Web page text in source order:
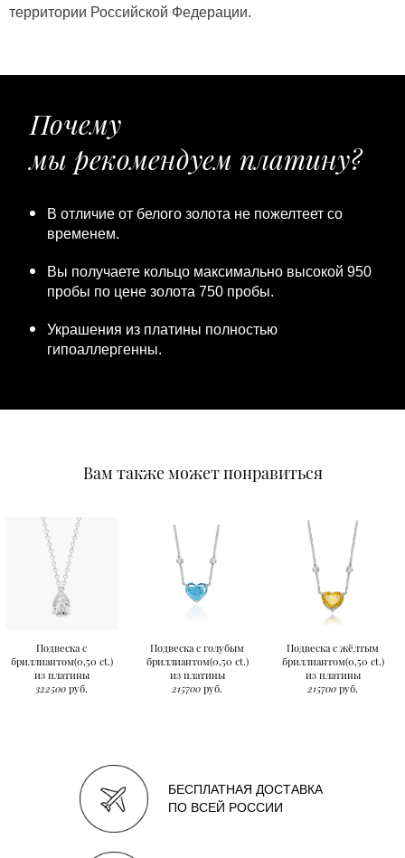
территории Российской Федерации.
Почему
мы рекомендуем платину?
В отличие от белого золота не пожелтеет со
временем.
Вы получаете кольцо максимально высокой 950
пробы по цене золота 750 пробы.
Украшения из платины полностью
гипоаллергенны.
Вам также может понравиться
Подвеска с
бриллиантом(0,50 ct.)
из платины
322500 руб.
Подвеска с голубым
бриллиантом(0,50 ct.)
из платины
215700 руб.
Подвеска с жёлтым
бриллиантом(0,50 ct.)
из платины
215700 руб.
БЕСПЛАТНАЯ ДОСТАВКА
ПО ВСЕЙ РОССИИ